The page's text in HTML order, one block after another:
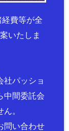
費等が全
いたしま
社パッショ
中間委託会
。
問い合わせ